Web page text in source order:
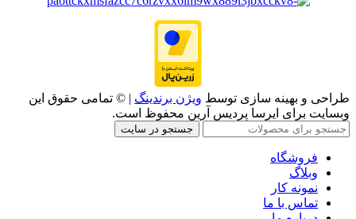
طراحی و بهینه سازی توسط ویژن برندینگ | © تمامی حقوق این
وبسایت برای ایرسا پردیس آرین محفوظ است.
جستجو در سایت
فروشگاه
وبلاگ
نمونه کار
تماس با ما